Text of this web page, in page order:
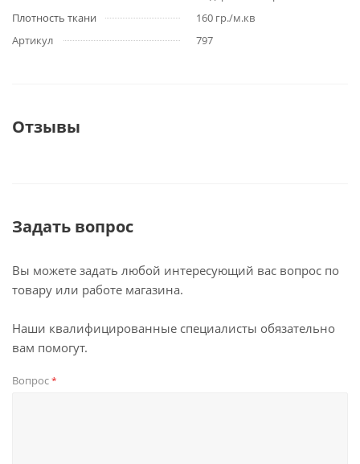
Плотность ткани
160 гр./м.кв
Артикул
797
Отзывы
Задать вопрос
Вы можете задать любой интересующий вас вопрос по
товару или работе магазина.
Наши квалифицированные специалисты обязательно
вам помогут.
Вопрос*